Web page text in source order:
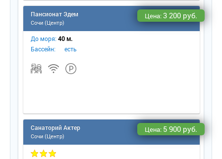
Пансионат Эдем
Сочи (Центр)
Цена:3 200 руб.
До моря: 40 м.
Бассейн:
есть
Санаторий Актер
Сочи (Центр)
Цена: 5 900 руб.